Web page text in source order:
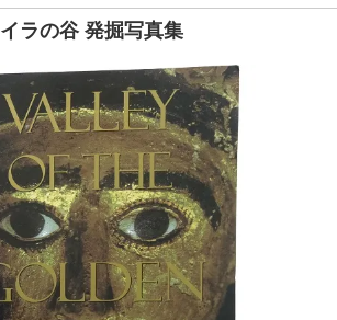
ラの谷 発掘写真集